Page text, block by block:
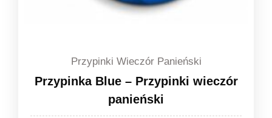
Przypinki Wieczór Panieński
Przypinka Blue – Przypinki wieczór
panieński